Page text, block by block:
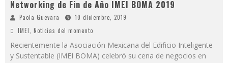
Networking de Fin de Año IMEI BOMA 2019
Paola Guevara
10 diciembre, 2019
IMEI
Noticias del momento
Recientemente la Asociación Mexicana del Edificio Inteligente
y Sustentable (IMEI BOMA) celebró su cena de negocios en